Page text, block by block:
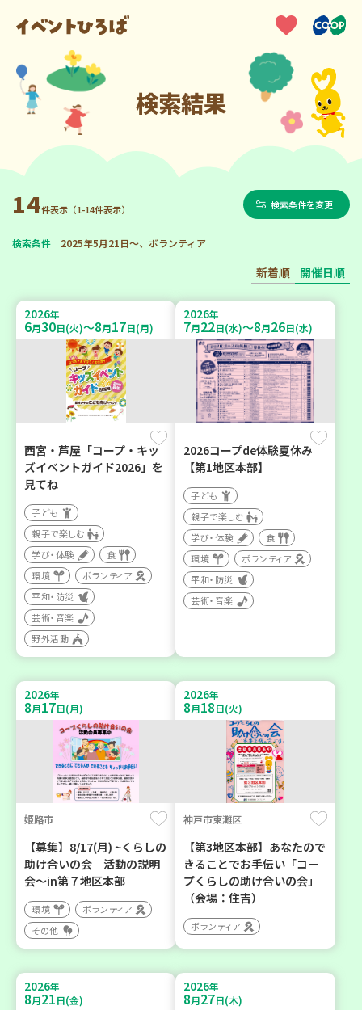
検索結果
14件表示（1-14件表示） 検索条件を変更
検索条件 2025年5月21日～、ボランティア
新着順 開催日順
2026年
6月30日(火)～8月17日(月)
西宮・芦屋「コープ・キッ
ズイベントガイド2026」を
見てね
子ども
親子で楽しむ
学び・体験
食
環境
ボランティア
平和・防災
芸術・音楽
野外活動
2026年
7月22日(水)～8月26日(水)
2026コープde体験夏休み
【第1地区本部】
子ども
親子で楽しむ
学び・体験
食
環境
ボランティア
平和・防災
芸術・音楽
2026年
8月17日(月)
姫路市
【募集】8/17(月) ~くらしの
助け合いの会 活動の説明
会～in第７地区本部
環境
ボランティア
その他
2026年
8月18日(火)
神戸市東灘区
【第3地区本部】あなたので
きることでお手伝い「コー
プくらしの助け合いの会」
（会場：住吉）
ボランティア
2026年
8月21日(金)
2026年
8月27日(木)